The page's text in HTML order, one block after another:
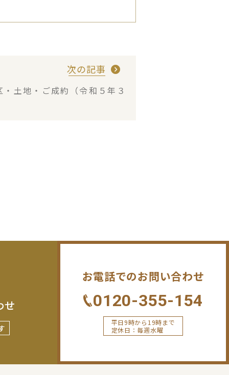
次の記事
土地・ご成約（令和５年３
せ
お電話でのお問い合わせ
0120-355-154
平日9時から19時まで
定休日：毎週水曜